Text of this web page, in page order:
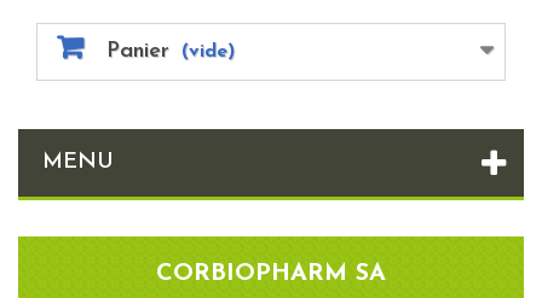
Panier (vide)
MENU
CORBIOPHARM SA